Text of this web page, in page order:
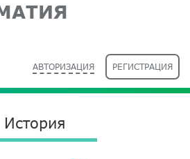
АВТОРИЗАЦИЯ РЕГИСТРАЦИЯ
История